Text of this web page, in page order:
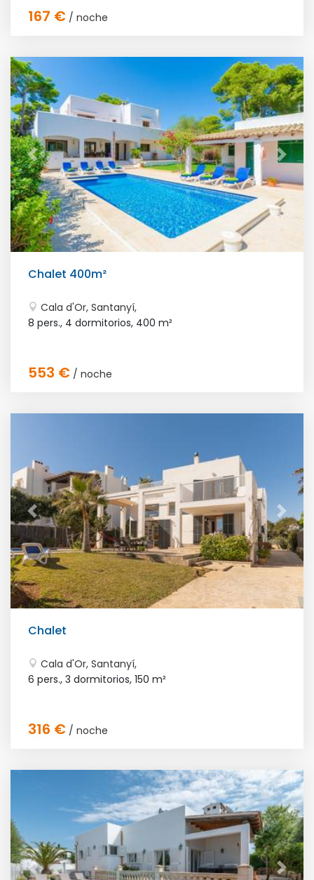
167 € / noche
Chalet 400m²
Cala d'Or, Santanyí,
8 pers., 4 dormitorios, 400 m²
553 € / noche
Chalet
Cala d'Or, Santanyí,
6 pers., 3 dormitorios, 150 m²
316 € / noche